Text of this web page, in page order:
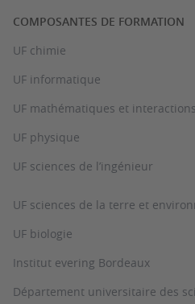
COMPOSANTES DE FORMATION
UF chimie
UF informatique
UF mathématiques et interactions
UF physique
UF sciences de l’ingénieur
UF sciences de la terre et
UF biologie
Institut evering Bordeaux
Département universitaire des